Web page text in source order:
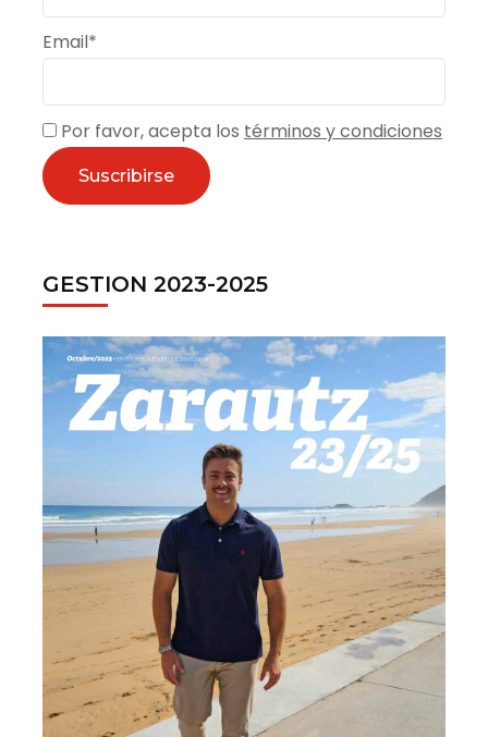
Email*
Por favor, acepta los términos y condiciones
GESTION 2023-2025